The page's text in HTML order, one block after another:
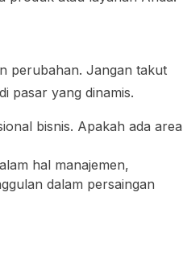
perubahan. Jangan takut
pasar yang dinamis.
bisnis. Apakah ada area
hal manajemen,
dalam persaingan